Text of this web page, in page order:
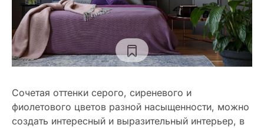
Сочетая оттенки серого, сиреневого и
фиолетового цветов разной насыщенности, можно
создать интересный и выразительный интерьер, в